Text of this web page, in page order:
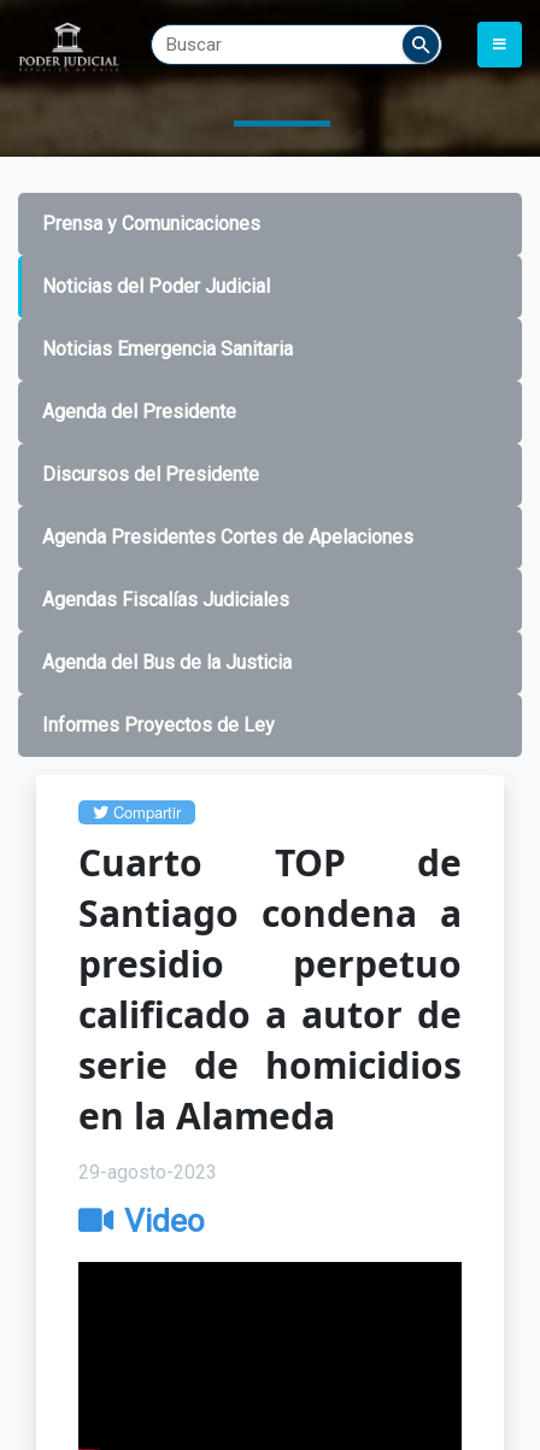
Prensa y Comunicaciones
Noticias del Poder Judicial
Noticias Emergencia Sanitaria
Agenda del Presidente
Discursos del Presidente
Agenda Presidentes Cortes de Apelaciones
Agendas Fiscalías Judiciales
Agenda del Bus de la Justicia
Informes Proyectos de Ley
Compartir
Cuarto TOP de
Santiago condena a
presidio perpetuo
calificado a autor de
serie de homicidios
en la Alameda
29-agosto-2023
Video